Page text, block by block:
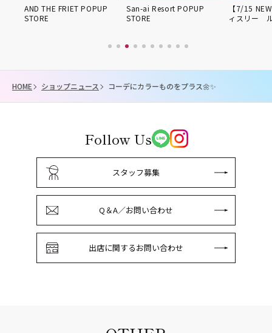
AND THE FRIET POPUP
STORE
San-ai Resort POPUP
STORE
【7/15
ィスリー
HOME ショップニュース コーデにカラーものをプラス🌼✨
Follow Us
スタッフ募集
Q＆A／お問い合わせ
出店に関するお問い合わせ